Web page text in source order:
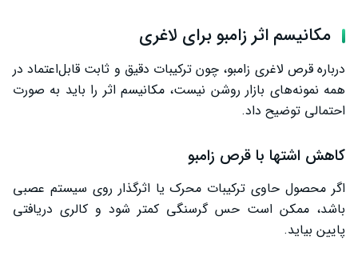
مکانیسم اثر زامبو برای لاغری
درباره قرص لاغری زامبو، چون ترکیبات دقیق و ثابت قابل‌اعتماد در
همه نمونه‌های بازار روشن نیست، مکانیسم اثر را باید به صورت
احتمالی توضیح داد.
کاهش اشتها با قرص زامبو
اگر محصول حاوی ترکیبات محرک یا اثرگذار روی سیستم عصبی
باشد، ممکن است حس گرسنگی کمتر شود و کالری دریافتی
پایین بیاید.